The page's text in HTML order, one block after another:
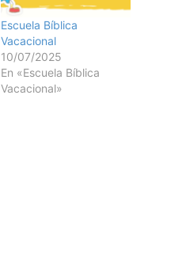
Escuela Bíblica
Vacacional
10/07/2025
En «Escuela Bíblica
Vacacional»